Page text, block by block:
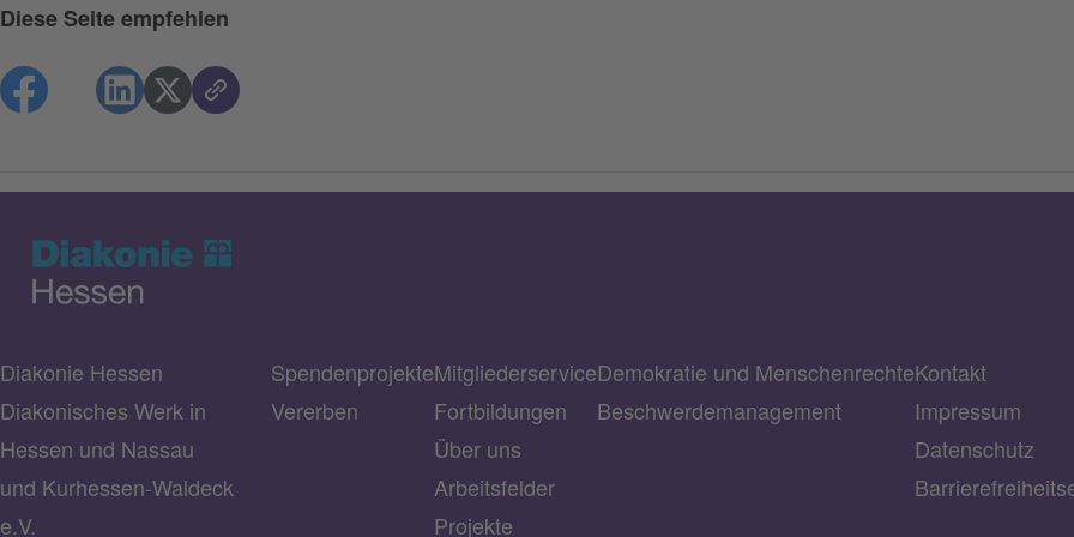
Diese Seite empfehlen
Diakonie Hessen
Diakonisches Werk in
Hessen und Nassau
und Kurhessen-Waldeck
e.V.
Spendenprojekte
Vererben
Mitgliederservice
Fortbildungen
Über uns
Arbeitsfelder
Projekte
Demokratie und Menschenrechte
Beschwerdemanagement
Kontakt
Impressum
Datenschutz